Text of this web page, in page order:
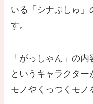
いる「シナぷしゅ」
す。
「がっしゃん」の内
というキャラクター
モノやくっつくモノ